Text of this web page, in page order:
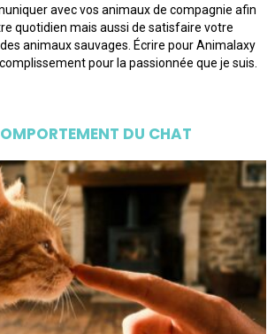
avec vos animaux de compagnie afin
quotidien mais aussi de satisfaire votre
animaux sauvages. Écrire pour Animalaxy
pour la passionnée que je suis.
DU CHAT